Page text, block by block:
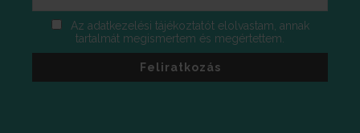
Az adatkezelési tájékoztatót elolvastam, annak
tartalmát megismertem és megértettem.